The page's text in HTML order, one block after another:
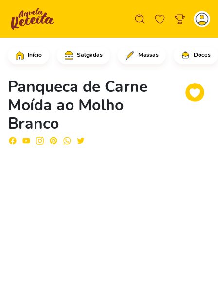
Início Salgadas Massas Doces
Panqueca de Carne
Moída ao Molho
Branco
Em uma tigela, coloque a farinha, o